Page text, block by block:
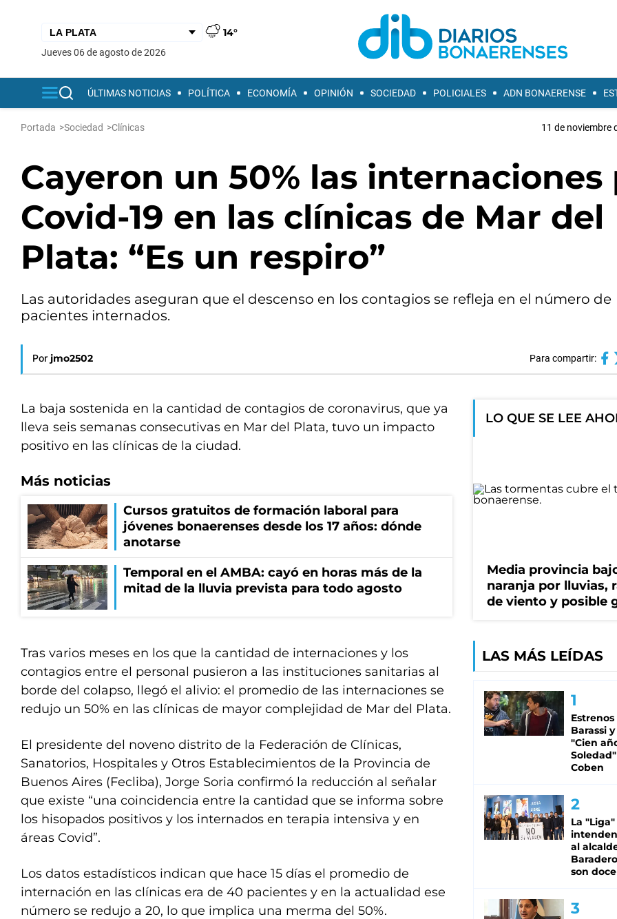
14°
jueves 06 de agosto de 2026
ÚLTIMAS NOTICIAS POLÍTICA ECONOMÍA OPINIÓN SOCIEDAD POLICIALES ADN BONAERENSE
Portada >Sociedad >Clínicas 11 de noviembre
Cayeron un 50% las internaciones
Covid-19 en las clínicas de Mar del
Plata: “Es un respiro”
Las autoridades aseguran que el descenso en los contagios se refleja en el número de
pacientes internados.
Por jmo2502 Para compartir:
La baja sostenida en la cantidad de contagios de coronavirus, que ya
lleva seis semanas consecutivas en Mar del Plata, tuvo un impacto
positivo en las clínicas de la ciudad.
Más noticias
Cursos gratuitos de formación laboral para
jóvenes bonaerenses desde los 17 años: dónde
anotarse
Temporal en el AMBA: cayó en horas más de la
mitad de la lluvia prevista para todo agosto
Tras varios meses en los que la cantidad de internaciones y los
contagios entre el personal pusieron a las instituciones sanitarias al
borde del colapso, llegó el alivio: el promedio de las internaciones se
redujo un 50% en las clínicas de mayor complejidad de Mar del Plata.
El presidente del noveno distrito de la Federación de Clínicas,
Sanatorios, Hospitales y Otros Establecimientos de la Provincia de
Buenos Aires (Fecliba), Jorge Soria confirmó la reducción al señalar
que existe “una coincidencia entre la cantidad que se informa sobre
los hisopados positivos y los internados en terapia intensiva y en
áreas Covid”.
Los datos estadísticos indican que hace 15 días el promedio de
internación en las clínicas era de 40 pacientes y en la actualidad ese
número se redujo a 20, lo que implica una merma del 50%.
LO QUE SE LEE
Media provincia
naranja por lluvias,
de viento y posible
LAS MÁS LEÍDAS
Estrenos
Barassi
"Cien
Coben
La
al
son doce